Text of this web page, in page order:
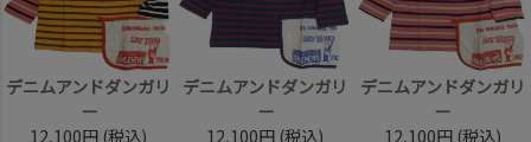
デニムアンドダンガリ
ー
12,100円 (税込)
デニムアンドダンガリ
ー
12,100円 (税込)
デニムアンドダンガリ
ー
12,100円 (税込)